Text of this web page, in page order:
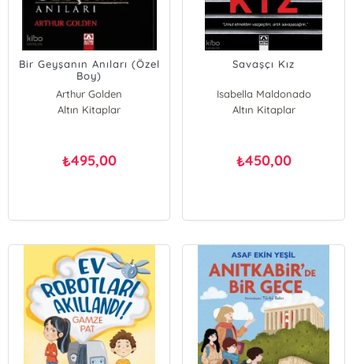
Bir Geyşanın Anıları (Özel
Boy)
Arthur Golden
Altın Kitaplar
₺495,00
Savaşçı Kız
Isabella Maldonado
Altın Kitaplar
₺450,00